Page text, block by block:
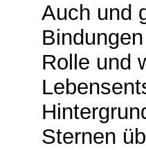
Auch und
Rolle und
Sternen